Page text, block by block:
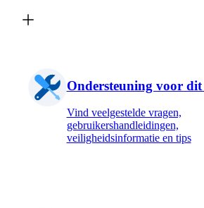
Ondersteuning voor
Vind veelgestelde vragen,
gebruikershandleidingen,
veiligheidsinformatie en tips